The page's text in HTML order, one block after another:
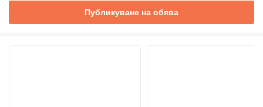
Публикуване на обява